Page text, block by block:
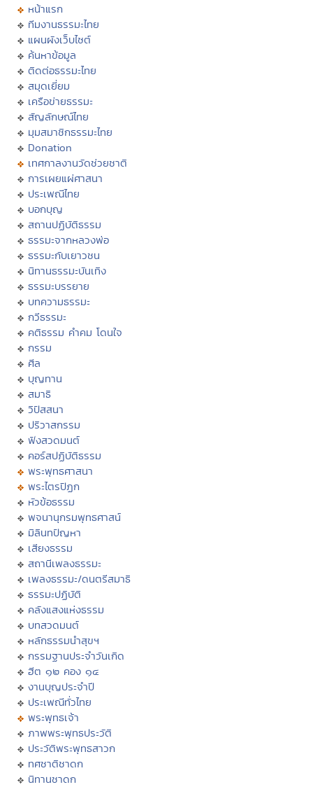
หน้าแรก
ทีมงานธรรมะไทย
แผนผังเว็บไซต์
ค้นหาข้อมูล
ติดต่อธรรมะไทย
สมุดเยี่ยม
เครือข่ายธรรมะ
สัญลักษณ์ไทย
มุมสมาชิกธรรมะไทย
Donation
เทศกาลงานวัดช่วยชาติ
การเผยแผ่ศาสนา
ประเพณีไทย
บอกบุญ
สถานปฏิบัติธรรม
ธรรมะจากหลวงพ่อ
ธรรมะกับเยาวชน
นิทานธรรมะบันเทิง
ธรรมะบรรยาย
บทความธรรมะ
กวีธรรมะ
คติธรรม คำคม โดนใจ
กรรม
ศีล
บุญทาน
สมาธิ
วิปัสสนา
ปริวาสกรรม
ฟังสวดมนต์
คอร์สปฏิบัติธรรม
พระพุทธศาสนา
พระไตรปิฏก
หัวข้อธรรม
พจนานุกรมพุทธศาสน์
มิลินทปัญหา
เสียงธรรม
สถานีเพลงธรรมะ
เพลงธรรมะ/ดนตรีสมาธิ
ธรรมะปฏิบัติ
คลังแสงแห่งธรรม
บทสวดมนต์
หลักธรรมนำสุขฯ
กรรมฐานประจำวันเกิด
ฮีต ๑๒ คอง ๑๔
งานบุญประจำปี
ประเพณีทั่วไทย
พระพุทธเจ้า
ภาพพระพุทธประวัติ
ประวัติพระพุทธสาวก
ทศชาติชาดก
นิทานชาดก